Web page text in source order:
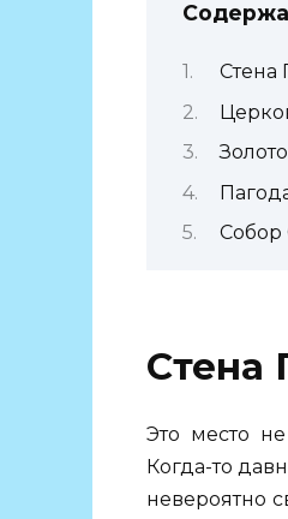
Стена
Собор
Стена
Это место
Когда-то
невероятно